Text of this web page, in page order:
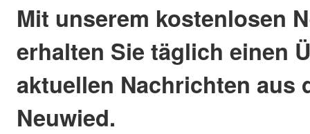
Mit unserem kostenlosen
erhalten Sie täglich einen
aktuellen Nachrichten aus
Neuwied.